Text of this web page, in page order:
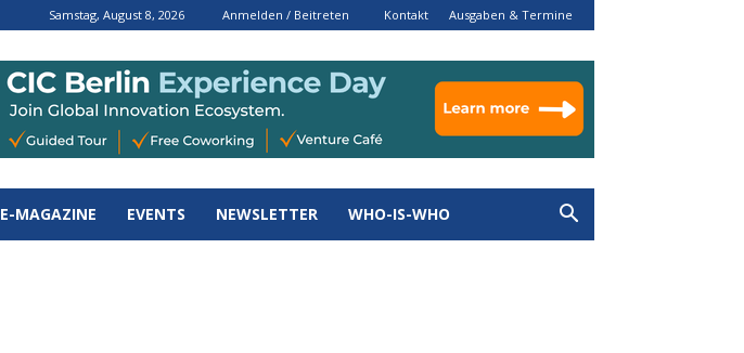
Samstag, August 8, 2026 Anmelden / Beitreten Kontakt Ausgaben & Termine
E-MAGAZINE EVENTS NEWSLETTER WHO-IS-WHO